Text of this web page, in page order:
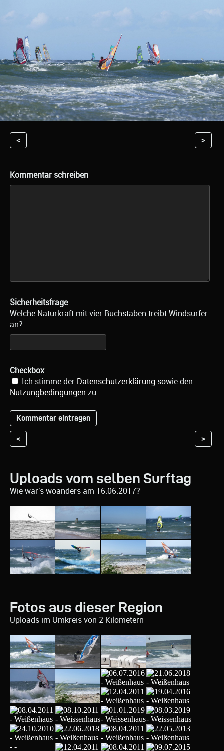
< >
Kommentar schreiben
Sicherheitsfrage
Welche Naturkraft mit vier Buchstaben treibt Windsurfer
an?
Checkbox
Ich stimme der Datenschutzerklärung sowie den
Nutzungbedingungen zu
< >
Uploads vom selben Surftag
Wie war's woanders am 16.06.2017?
Fotos aus dieser Region
Uploads im Umkreis von 2 Kilometern